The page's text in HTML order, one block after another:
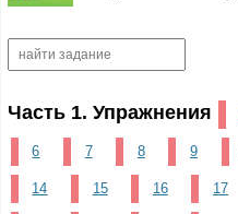
Часть 1. Упражнения
6 7 8 9
14 15 16 17